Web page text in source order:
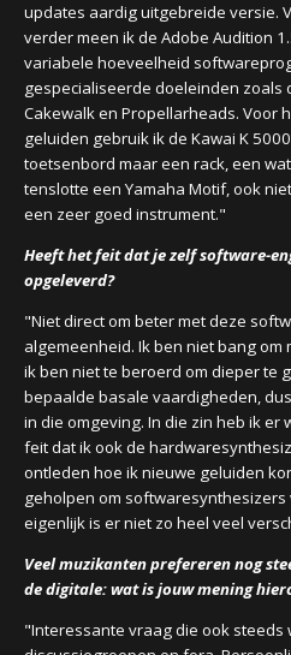
updates aardig uitgebreide versie.
verder meen ik de Adobe Audition
variabele hoeveelheid
gespecialiseerde doeleinden zoals
Cakewalk en Propellarheads. Voor
geluiden gebruik ik de Kawai K
toetsenbord maar een rack, een
tenslotte een Yamaha Motif, ook
een zeer goed instrument."
Heeft het feit dat je zelf software-
opgeleverd?
"Niet direct om beter met deze
algemeenheid. Ik ben niet bang
ik ben niet te beroerd om dieper te
bepaalde basale vaardigheden,
in die omgeving. In die zin heb ik er
feit dat ik ook de
ontleden hoe ik nieuwe geluiden
geholpen om
eigenlijk is er niet zo heel veel
Veel muzikanten prefereren nog
de digitale: wat is jouw mening
"Interessante vraag die ook steeds